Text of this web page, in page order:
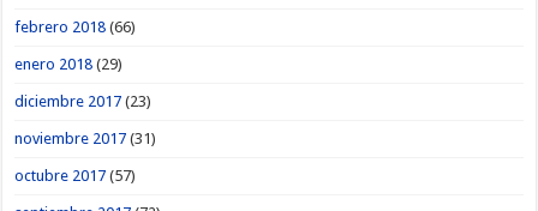
febrero 2018 (66)
enero 2018 (29)
diciembre 2017 (23)
noviembre 2017 (31)
octubre 2017 (57)